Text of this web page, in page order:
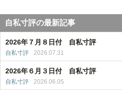
自私寸評の最新記事
2026年７月８日付 自私寸評
自私寸評 2026.07.31
2026年６月３日付 自私寸評
自私寸評 2026.06.05